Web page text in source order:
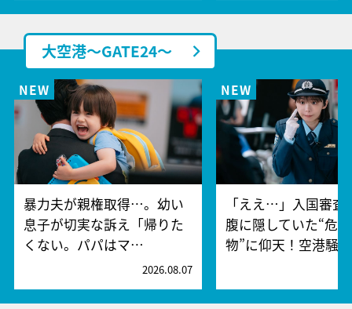
大空港～GATE24～
暴力夫が親権取得…。幼い
息子が切実な訴え「帰りた
くない。パパはマ…
2026.08.07
「ええ…」入国審査
腹に隠していた“危
物”に仰天！空港騒